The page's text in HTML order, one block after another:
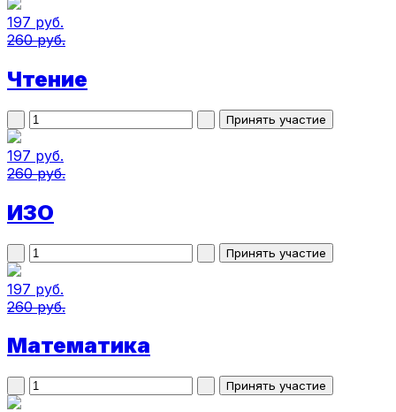
197 руб.
260 руб.
Чтение
197 руб.
260 руб.
ИЗО
197 руб.
260 руб.
Математика